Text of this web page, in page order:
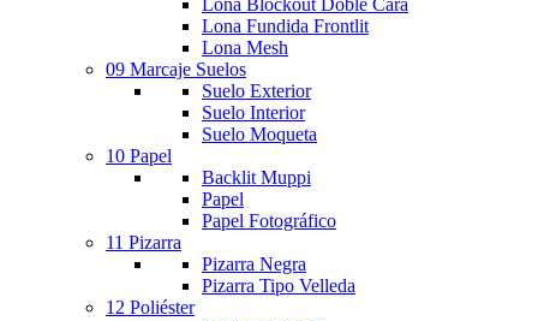
Lona Blockout Doble Cara
Lona Fundida Frontlit
Lona Mesh
09 Marcaje Suelos
Suelo Exterior
Suelo Interior
Suelo Moqueta
10 Papel
Backlit Muppi
Papel
Papel Fotográfico
11 Pizarra
Pizarra Negra
Pizarra Tipo Velleda
12 Poliéster